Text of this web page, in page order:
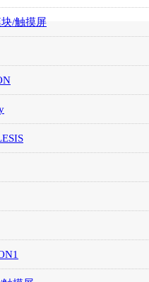
/触摸屏